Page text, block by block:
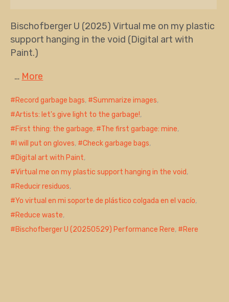
Bischofberger U (2025) Virtual me on my plastic
support hanging in the void (Digital art with
Paint.)
… More
Record garbage bags, Summarize images,
Artists: let's give light to the garbage!,
First thing: the garbage, The first garbage: mine,
I will put on gloves, Check garbage bags,
Digital art with Paint,
Virtual me on my plastic support hanging in the void,
Reducir residuos,
Yo virtual en mi soporte de plástico colgada en el vacío,
Reduce waste,
Bischofberger U (20250529) Performance Rere, Rere